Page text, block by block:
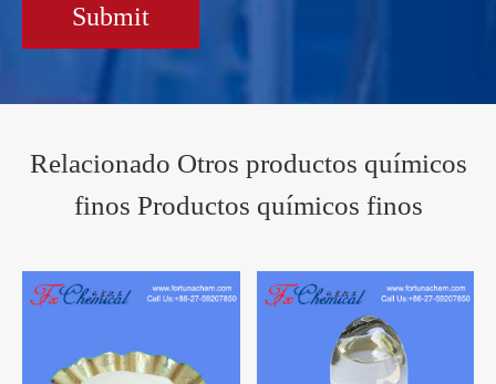
Submit
Relacionado Otros productos químicos
finos Productos químicos finos